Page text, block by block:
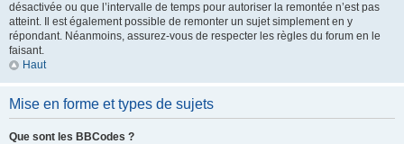
désactivée ou que l’intervalle de temps pour autoriser la remontée n’est pas
atteint. Il est également possible de remonter un sujet simplement en y
répondant. Néanmoins, assurez-vous de respecter les règles du forum en le
faisant.
Haut
Mise en forme et types de sujets
Que sont les BBCodes ?